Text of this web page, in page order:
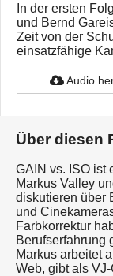
In der ersten
und Bernd
Zeit von der
einsatzfähige
Audio
Über diesen
GAIN vs. ISO ist
Markus Valley
diskutieren über
und
Farbkorrektur
Berufserfahrung
Markus arbeitet
Web, gibt als